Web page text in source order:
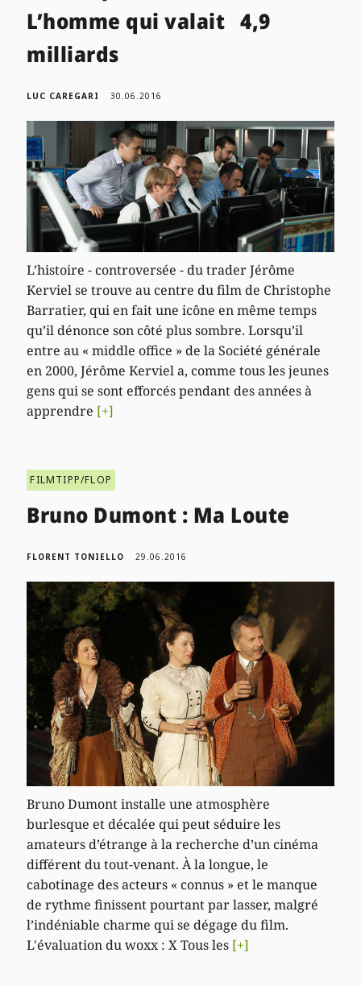
L’homme qui valait 4,9
milliards
LUC CAREGARI 30.06.2016
L’histoire - controversée - du trader Jérôme
Kerviel se trouve au centre du film de Christophe
Barratier, qui en fait une icône en même temps
qu’il dénonce son côté plus sombre. Lorsqu’il
entre au « middle office » de la Société générale
en 2000, Jérôme Kerviel a, comme tous les jeunes
gens qui se sont efforcés pendant des années à
apprendre [+]
FILMTIPP/FLOP
Bruno Dumont : Ma Loute
FLORENT TONIELLO 29.06.2016
Bruno Dumont installe une atmosphère
burlesque et décalée qui peut séduire les
amateurs d’étrange à la recherche d’un cinéma
différent du tout-venant. À la longue, le
cabotinage des acteurs « connus » et le manque
de rythme finissent pourtant par lasser, malgré
l’indéniable charme qui se dégage du film.
L'évaluation du woxx : X Tous les [+]